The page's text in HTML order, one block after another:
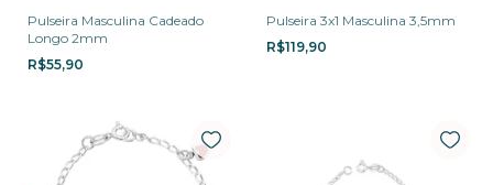
Pulseira Masculina Cadeado
Longo 2mm
R$55,90
Pulseira 3x1 Masculina 3,5mm
R$119,90